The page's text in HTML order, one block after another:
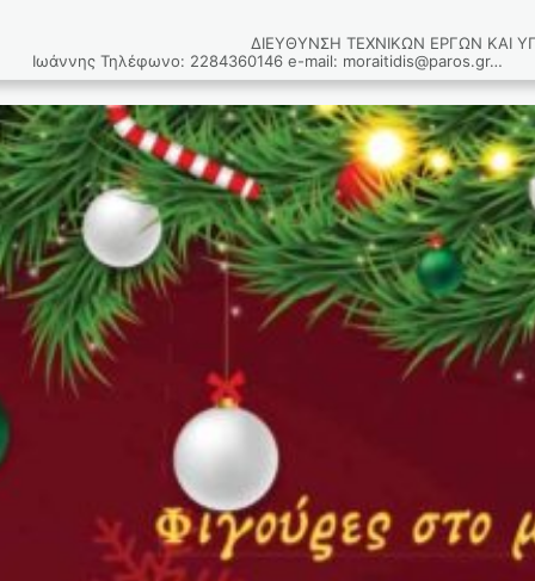
ΚΑΙ ΥΠΗΡΕΣΙΩΝ ΤΜΗΜΑ ΠΡΟΜΗΘΕΙΩΝ ΚΑΙ
Ιωάννης Τηλέφωνο: 2284360146 e-mail: moraitidis@paros.gr…